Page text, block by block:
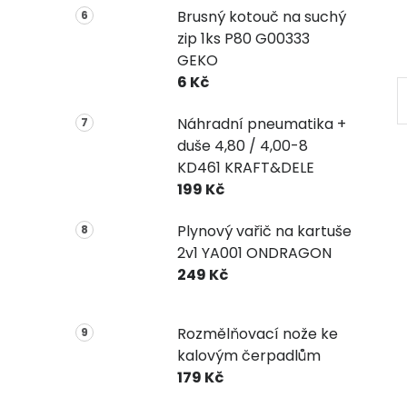
Brusný kotouč na suchý
zip 1ks P80 G00333
GEKO
6 Kč
Náhradní pneumatika +
duše 4,80 / 4,00-8
KD461 KRAFT&DELE
199 Kč
Plynový vařič na kartuše
2v1 YA001 ONDRAGON
249 Kč
Rozmělňovací nože ke
kalovým čerpadlům
179 Kč